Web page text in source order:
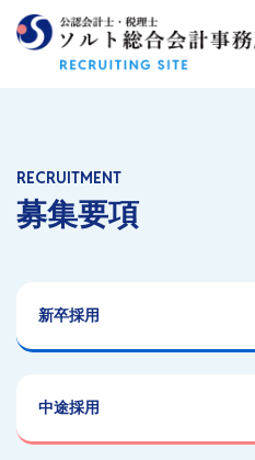
RECRUITMENT
募集要項
新卒採用
中途採用